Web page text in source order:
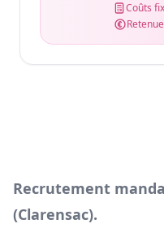
Coûts
Recrutement
(Clarensac).